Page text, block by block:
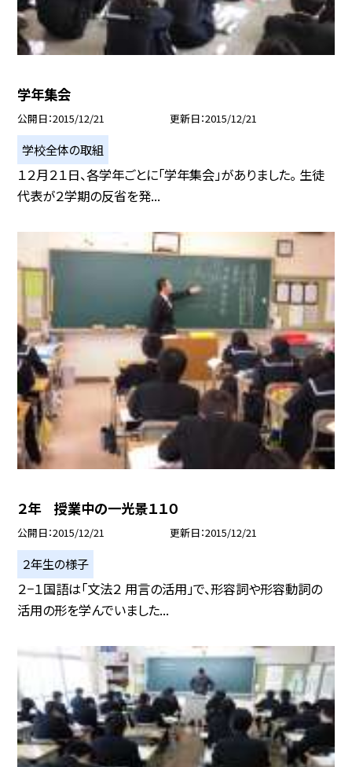
学年集会
公開日 2015/12/21 更新日 2015/12/21
学校全体の取組
１２月２１日、各学年ごとに「学年集会」がありました。 生徒
代表が２学期の反省を発...
２年 授業中の一光景１１０
公開日 2015/12/21 更新日 2015/12/21
２年生の様子
２−１国語は「文法２ 用言の活用」で、形容詞や形容動詞の
活用の形を学んでいました...